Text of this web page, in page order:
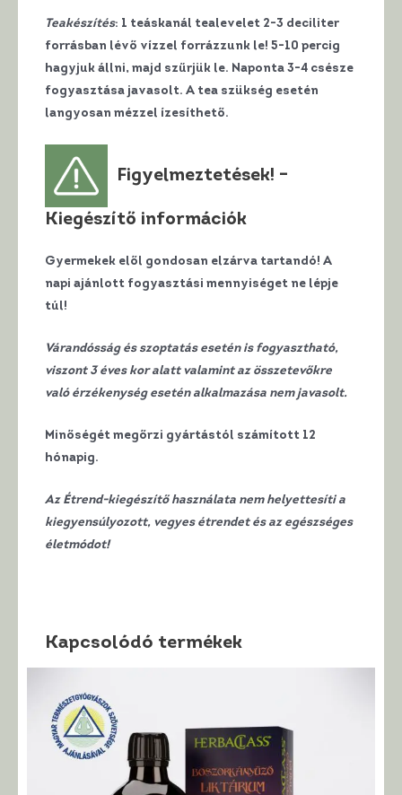
Teakészítés: 1 teáskanál tealevelet 2-3 deciliter
forrásban lévő vízzel forrázzunk le! 5-10 percig
hagyjuk állni, majd szűrjük le. Naponta 3-4 csésze
fogyasztása javasolt. A tea szükség esetén
langyosan mézzel ízesíthető.
Figyelmeztetések! –
Kiegészítő információk
Gyermekek elől gondosan elzárva tartandó! A
napi ajánlott fogyasztási mennyiséget ne lépje
túl!
Várandósság és szoptatás esetén is fogyasztható,
viszont 3 éves kor alatt valamint az összetevőkre
való érzékenység esetén alkalmazása nem javasolt.
Minőségét megőrzi gyártástól számított 12
hónapig.
Az Étrend-kiegészítő használata nem helyettesíti a
kiegyensúlyozott, vegyes étrendet és az egészséges
életmódot!
Kapcsolódó termékek